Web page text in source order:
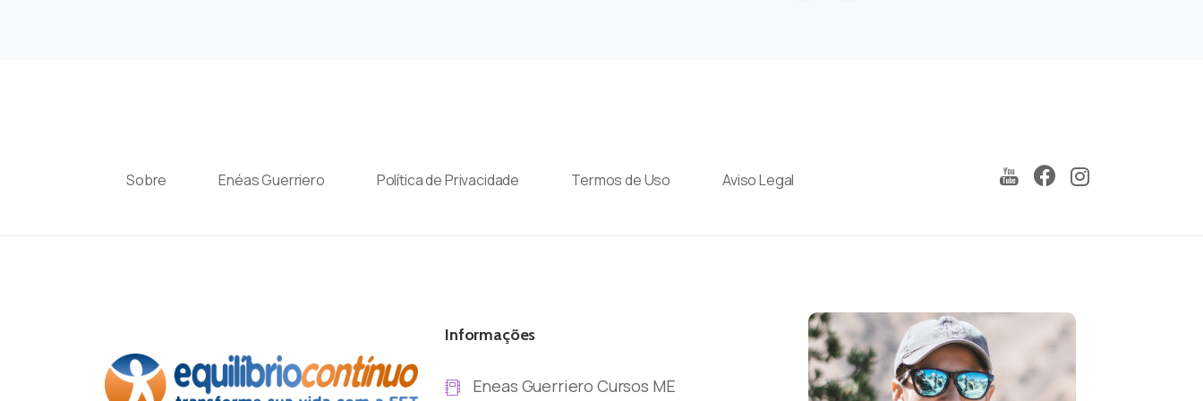
Sobre Enéas Guerriero Política de Privacidade Termos de Uso Aviso Legal
Informações
Eneas Guerriero Cursos ME